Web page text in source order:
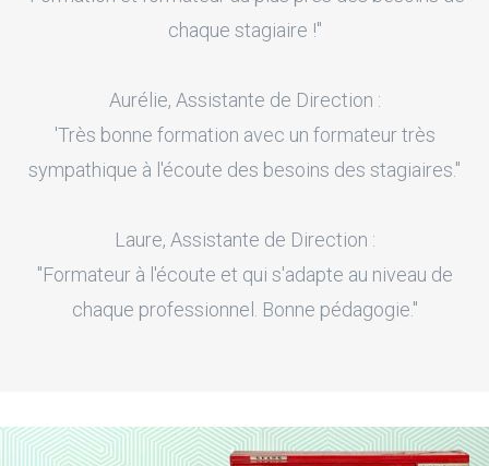
chaque stagiaire !"
Aurélie, Assistante de Direction :
'Très bonne formation avec un formateur très
sympathique à l'écoute des besoins des stagiaires."
Laure, Assistante de Direction :
"Formateur à l'écoute et qui s'adapte au niveau de
chaque professionnel. Bonne pédagogie."